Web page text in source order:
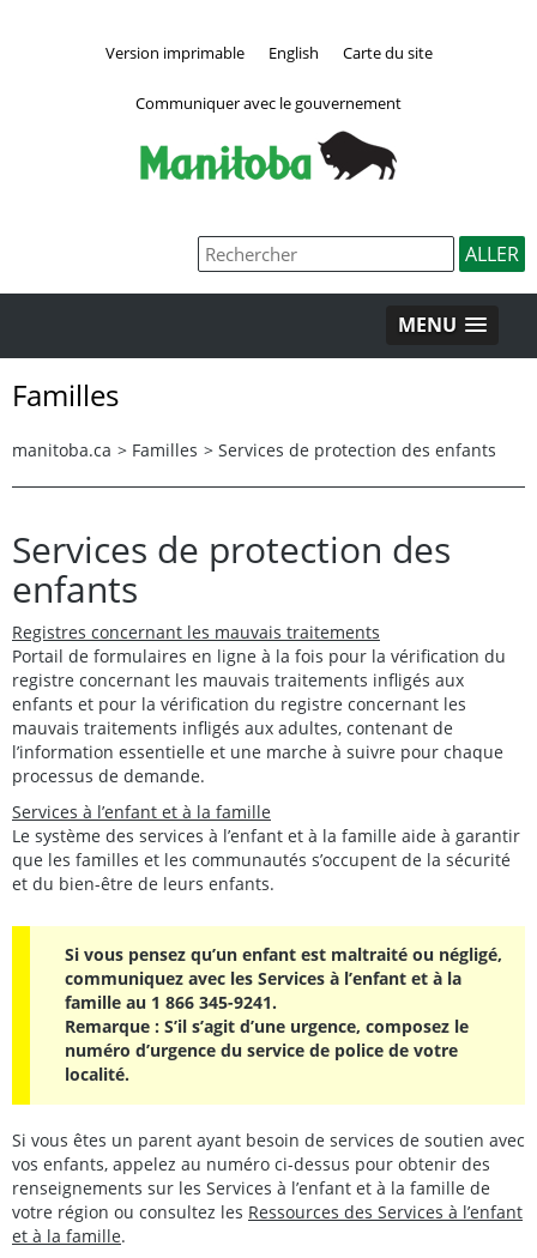
Version imprimable English Carte du site
Communiquer avec le gouvernement
MENU
Familles
manitoba.ca > Familles > Services de protection des enfants
Services de protection des
enfants
Registres concernant les mauvais traitements
Portail de formulaires en ligne à la fois pour la vérification du
registre concernant les mauvais traitements infligés aux
enfants et pour la vérification du registre concernant les
mauvais traitements infligés aux adultes, contenant de
l’information essentielle et une marche à suivre pour chaque
processus de demande.
Services à l’enfant et à la famille
Le système des services à l’enfant et à la famille aide à garantir
que les familles et les communautés s’occupent de la sécurité
et du bien-être de leurs enfants.
Si vous pensez qu’un enfant est maltraité ou négligé,
communiquez avec les Services à l’enfant et à la
famille au 1 866 345-9241.
Remarque : S’il s’agit d’une urgence, composez le
numéro d’urgence du service de police de votre
localité.
Si vous êtes un parent ayant besoin de services de soutien avec
vos enfants, appelez au numéro ci-dessus pour obtenir des
renseignements sur les Services à l’enfant et à la famille de
votre région ou consultez les Ressources des Services à l’enfant
et à la famille.